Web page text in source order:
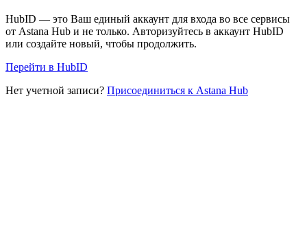
HubID — это Ваш единый аккаунт для входа во все сервисы
от Astana Hub и не только. Авторизуйтесь в аккаунт HubID
или создайте новый, чтобы продолжить.
Перейти в HubID
Нет учетной записи? Присоединиться к Astana Hub